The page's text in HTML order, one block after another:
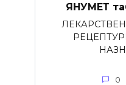
ЯНУМЕТ
0